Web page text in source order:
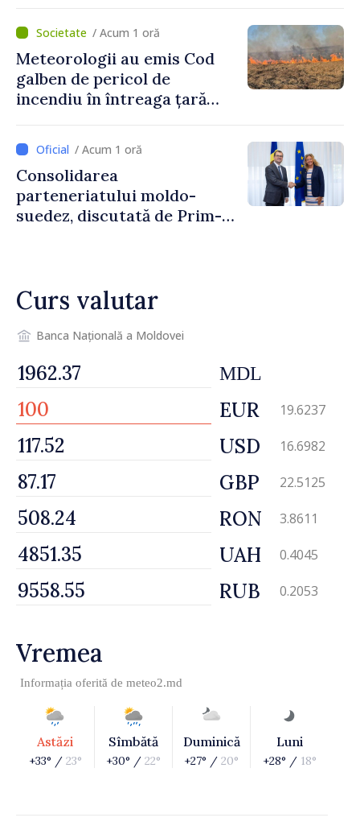
hotare
/ Acum 1 oră
Meteorologii au emis Cod
galben de pericol de
incendiu în întreaga țară
/ Acum 1 oră
Consolidarea
parteneriatului moldo-
suedez, discutată de Prim-
Curs valutar
Banca Națională a Moldovei
MDL
EUR 19.6237
USD 16.6982
GBP 22.5125
RON 3.8611
UAH 0.4045
RUB 0.2053
Vremea
Informația oferită de meteo2.md
Astăzi
+33° / 23°
Sîmbătă
+30° / 22°
Duminică
+27° / 20°
Luni
+28° / 18°